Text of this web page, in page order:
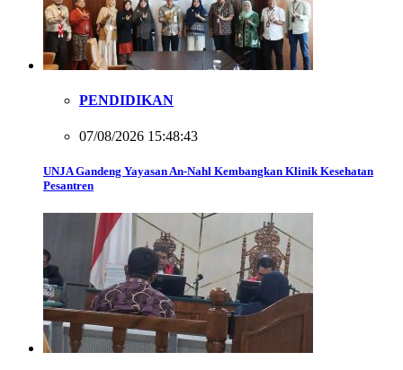
PENDIDIKAN
07/08/2026 15:48:43
UNJA Gandeng Yayasan An-Nahl Kembangkan Klinik Kesehatan
Pesantren